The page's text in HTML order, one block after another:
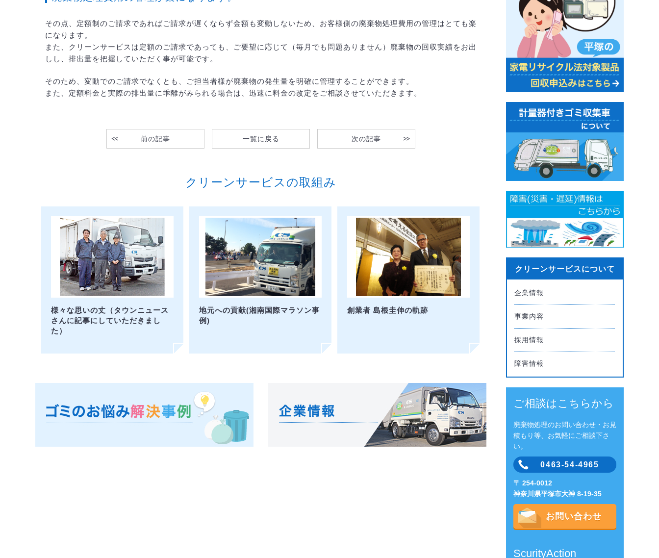
その点、定額制のご請求であればご請求が遅くならず金額も変動しないため、お客様側の廃棄物処理費用の管理はとても楽
になります。
また、クリーンサービスは定額のご請求であっても、ご要望に応じて（毎月でも問題ありません）廃棄物の回収実績をお出
しし、排出量を把握していただく事が可能です。
そのため、変動でのご請求でなくとも、ご担当者様が廃棄物の発生量を明確に管理することができます。
また、定額料金と実際の排出量に乖離がみられる場合は、迅速に料金の改定をご相談させていただきます。
前の記事 一覧に戻る 次の記事
クリーンサービスの取組み
様々な思いの丈（タウンニュース
さんに記事にしていただきまし
た）
地元への貢献(湘南国際マラソン事
例)
創業者 島根圭伸の軌跡
クリーンサービスについて
企業情報
事業内容
採用情報
障害情報
ご相談はこちらから
廃棄物処理のお問い合わせ・お見
積もり等、お気軽にご相談下さ
い。
0463-54-4965
〒 254-0012
神奈川県平塚市大神 8-19-35
お問い合わせ
ScurityAction